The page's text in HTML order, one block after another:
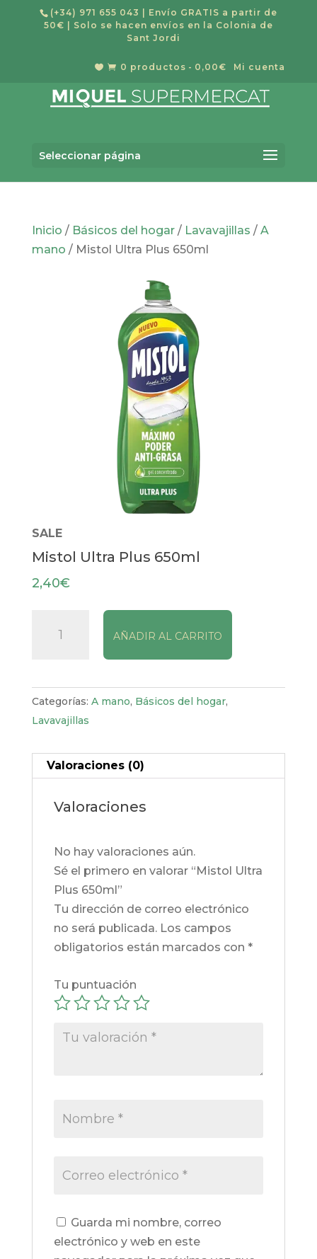
(+34) 971 655 043
| Envío GRATIS a partir de
50€ | Solo se hacen envíos en la Colonia de
Sant Jordi
Mi cuenta
  0 productos 0,00€
Seleccionar página
Inicio / Básicos del hogar/ Lavavajillas / A
mano / Mistol Ultra Plus 650ml
SALE
Mistol Ultra Plus 650ml
2,40€
cantidad
AÑADIR AL CARRITO
Categorías: A mano, Básicos del hogar,
Lavavajillas
Valoraciones (0)
Valoraciones
No hay valoraciones aún.
Sé el primero en valorar “Mistol Ultra
Plus 650ml”
Tu dirección de correo electrónico
no será publicada. Los campos
obligatorios están marcados con *
Tu puntuación
Guarda mi nombre, correo
electrónico y web en este